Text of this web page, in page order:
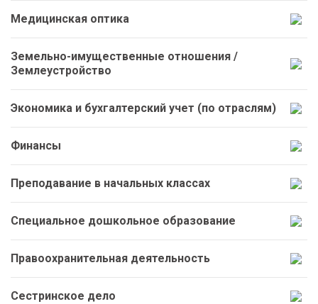
Медицинская оптика
Земельно-имущественные отношения /
Землеустройство
Экономика и бухгалтерский учет (по отраслям)
Финансы
Преподавание в начальных классах
Специальное дошкольное образование
Правоохранительная деятельность
Сестринское дело